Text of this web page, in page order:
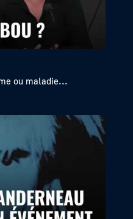
ou maladie...